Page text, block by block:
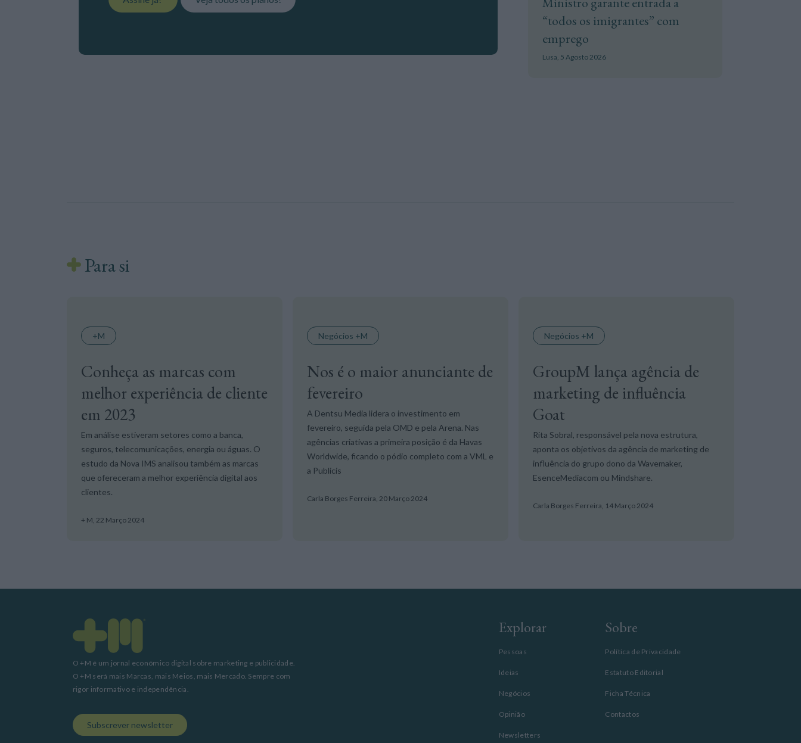
“todos os imigrantes” com
emprego
Lusa, 5 Agosto 2026
Para si
+M
Conheça as marcas com
melhor experiência de cliente
em 2023
Em análise estiveram setores como a banca,
seguros, telecomunicações, energia ou águas. O
estudo da Nova IMS analisou também as marcas
que ofereceram a melhor experiência digital aos
clientes.
+ M, 22 Março 2024
Negócios +M
Nos é o maior anunciante de
fevereiro
A Dentsu Media lidera o investimento em
fevereiro, seguida pela OMD e pela Arena. Nas
agências criativas a primeira posição é da Havas
Worldwide, ficando o pódio completo com a VML e
a Publicis
Carla Borges Ferreira, 20 Março 2024
Negócios +M
GroupM lança agência de
marketing de influência
Goat
Rita Sobral, responsável pela nova estrutura,
aponta os objetivos da agência de marketing de
influência do grupo dono da Wavemaker,
EsenceMediacom ou Mindshare.
Carla Borges Ferreira, 14 Março 2024
O +M é um jornal económico digital sobre marketing e publicidade.
O +M será mais Marcas, mais Meios, mais Mercado. Sempre com
rigor informativo e independência.
Subscrever newsletter
Explorar
Pessoas
Ideias
Negócios
Opinião
Newsletters
Sobre
Política de Privacidade
Estatuto Editorial
Ficha Técnica
Contactos